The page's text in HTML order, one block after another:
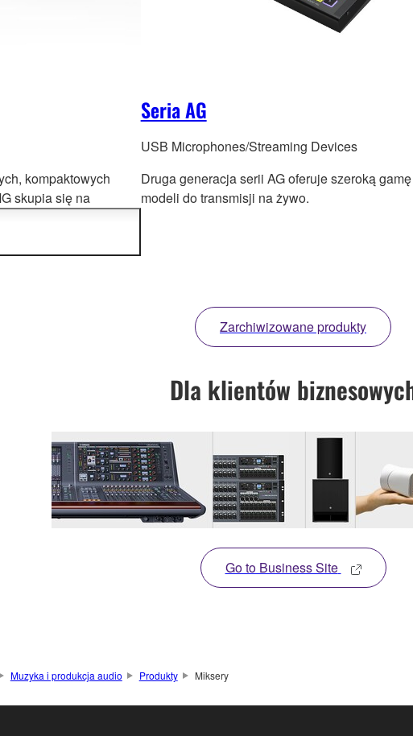
kompaktowych
G skupia się na
Seria AG
USB Microphones/Streaming Devices
Druga generacja serii AG oferuje szeroką gamę
modeli do transmisji na żywo.
Zarchiwizowane produkty
Dla klientów
Go to Business Site
Muzyka i produkcja audio Produkty Miksery